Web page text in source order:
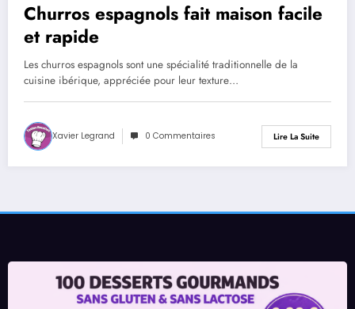
Churros espagnols fait maison facile
et rapide
Les churros espagnols sont une spécialité traditionnelle de la
cuisine ibérique, appréciée pour leur texture…
Xavier Legrand 0 Commentaires Lire La Suite